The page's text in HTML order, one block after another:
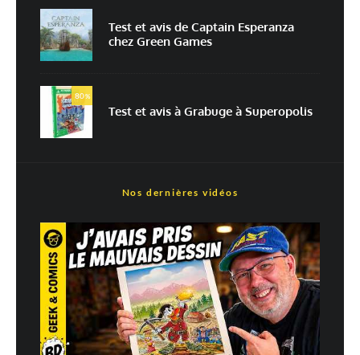
traitées
Test et avis de Captain Esperanza
chez Green Games
80%
Test et avis à Grabuge à Superopolis
Nos dernières vidéos